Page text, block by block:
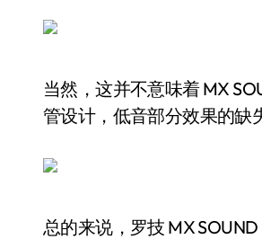
当然，这并不意味着 MX
管设计，低音部分效果的缺
总的来说，罗技 MX